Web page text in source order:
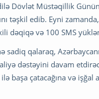
Dövlət Müstəqillik
təşkil edib. Eyni
dəqiqə və 100 SMS
sadiq qalaraq,
dəstəyini davam
başa çatacağına və işğal